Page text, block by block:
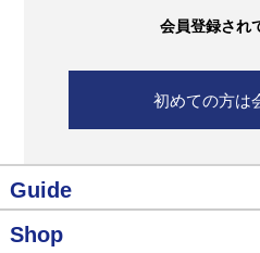
会員登録され
初めての方は
Guide
Shop